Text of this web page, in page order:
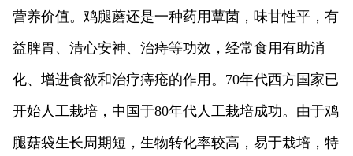
营养价值。鸡腿蘑还是一种药用蕈菌，味甘性平，有
益脾胃、清心安神、治痔等功效，经常食用有助消
化、增进食欲和治疗痔疮的作用。70年代西方国家已
开始人工栽培，中国于80年代人工栽培成功。由于鸡
腿菇袋生长周期短，生物转化率较高，易于栽培，特